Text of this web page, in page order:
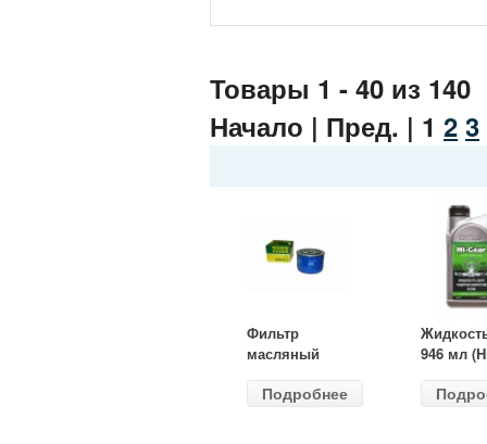
Товары 1 - 40 из 140
Начало | Пред. | 1 2 3
Фильтр
масляный
(MANN) W
Подробнее
946 мл